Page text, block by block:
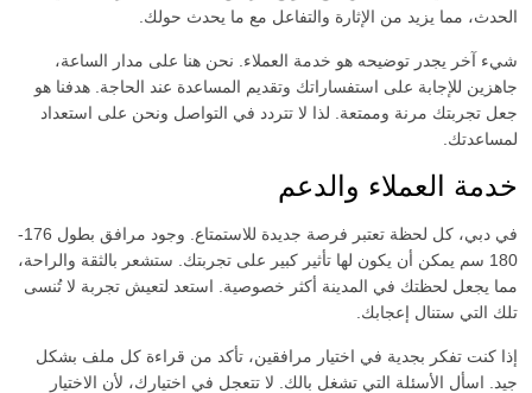
الحدث، مما يزيد من الإثارة والتفاعل مع ما يحدث حولك.
شيء آخر يجدر توضيحه هو خدمة العملاء. نحن هنا على مدار الساعة،
جاهزين للإجابة على استفساراتك وتقديم المساعدة عند الحاجة. هدفنا هو
جعل تجربتك مرنة وممتعة. لذا لا تتردد في التواصل ونحن على استعداد
لمساعدتك.
خدمة العملاء والدعم
في دبي، كل لحظة تعتبر فرصة جديدة للاستمتاع. وجود مرافق بطول 176-
180 سم يمكن أن يكون لها تأثير كبير على تجربتك. ستشعر بالثقة والراحة،
مما يجعل لحظتك في المدينة أكثر خصوصية. استعد لتعيش تجربة لا تُنسى
تلك التي ستنال إعجابك.
إذا كنت تفكر بجدية في اختيار مرافقين، تأكد من قراءة كل ملف بشكل
جيد. اسأل الأسئلة التي تشغل بالك. لا تتعجل في اختيارك، لأن الاختيار